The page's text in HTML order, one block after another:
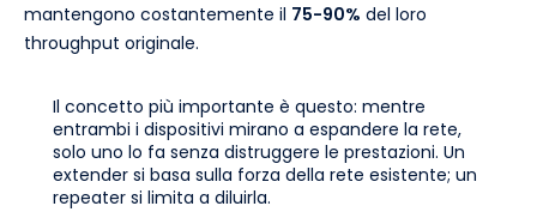
mantengono costantemente il 75-90% del loro
throughput originale.
Il concetto più importante è questo: mentre
entrambi i dispositivi mirano a espandere la rete,
solo uno lo fa senza distruggere le prestazioni. Un
extender si basa sulla forza della rete esistente; un
repeater si limita a diluirla.